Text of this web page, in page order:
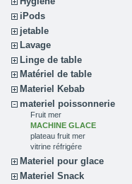
iPods
jetable
Lavage
Linge de table
Matériel de table
Materiel Kebab
materiel poissonnerie
Fruit mer
MACHINE GLACE
plateau fruit mer
vitrine réfrigére
Materiel pour glace
Materiel Snack